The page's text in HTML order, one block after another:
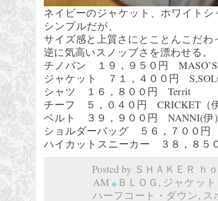
ネイビーのジャケット、ホワイト
シンプルだが、
サイズ感と上質さにとことんこだわ
逆に気高いスノッブさを漂わせる。
チノパン １９，９５０円
ジャケット ７１，４００円
シャツ １６，８００円 Territ
チーフ ５，０４０円 CRICKET（
ベルト ３９，９００円 NANNI(伊
ショルダーバッグ ５６，７００
ハイカットスニーカー ３８，８５
Posted by ＳＨＡＫＥＲ ｈ
AM
ＢＬＯＧ, ジャケッ
ハーフコート・ダウン, ス